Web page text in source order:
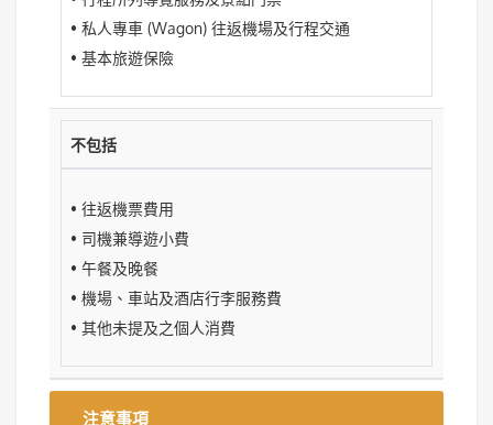
• 私人專車 (Wagon) 往返機場及行程交通
• 基本旅遊保險
不包括
• 往返機票費用
• 司機兼導遊小費
• 午餐及晚餐
• 機場、車站及酒店行李服務費
• 其他未提及之個人消費
注意事項